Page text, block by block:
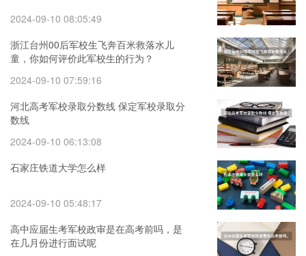
2024-09-10 08:05:49
浙江台州00后军校生飞奔百米救落水儿
童，你如何评价此军校生的行为？
2024-09-10 07:59:16
河北高考军校录取分数线 保定军校录取分
数线
2024-09-10 06:13:08
石家庄铁道大学怎么样
2024-09-10 05:48:17
高中应届生考军校政审是在高考前吗，是
在几月份进行面试呢